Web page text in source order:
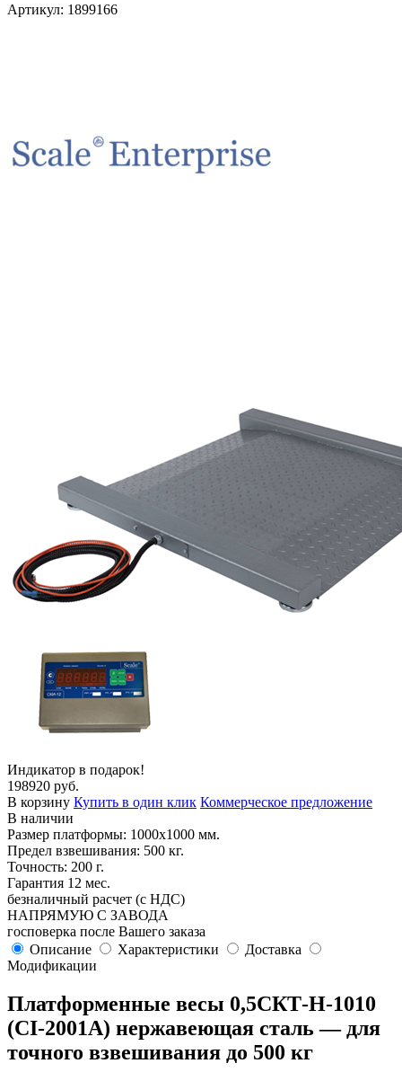
Артикул: 1899166
Индикатор в подарок!
198920 руб.
В корзину Купить в один клик Коммерческое предложение
В наличии
Размер платформы: 1000х1000 мм.
Предел взвешивания: 500 кг.
Точность: 200 г.
Гарантия 12 мес.
безналичный расчет (с НДС)
НАПРЯМУЮ С ЗАВОДА
госповерка после Вашего заказа
Описание
Характеристики
Доставка
Модификации
Платформенные весы 0,5СКТ-Н-1010
(CI-2001A) нержавеющая сталь — для
точного взвешивания до 500 кг